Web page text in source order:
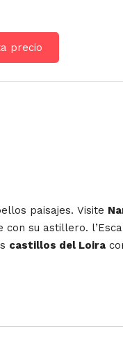
precio
paisajes. Visite
su astillero.
castillos del Loira